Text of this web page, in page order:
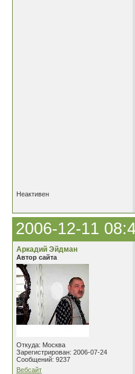
Неактивен
2006-12-11
Аркадий Эйдман
Автор сайта
Откуда: Москва
Зарегистрирован: 2006-07-24
Сообщений: 9237
Вебсайт